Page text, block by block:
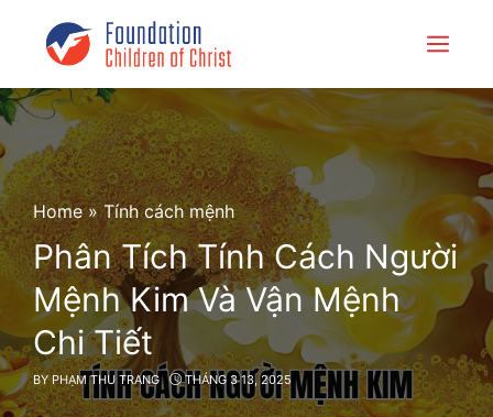
content
Menu
Home »Tính cách mệnh
Phân Tích Tính Cách Người
Mệnh Kim Và Vận Mệnh
Chi Tiết
BYPHẠM THU TRANG THÁNG 3 13, 2025